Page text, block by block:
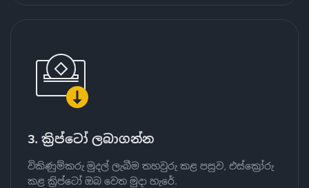
3. ක්‍රිප්ටෝ ලබාගන්න
විකිණුම්කරු මුදල් ලැබීම තහවුරු කළ පසුව, එස්ක්‍රෝරු
කළ ක්‍රිප්ටෝ ඔබ වෙත මුදා හැරේ.